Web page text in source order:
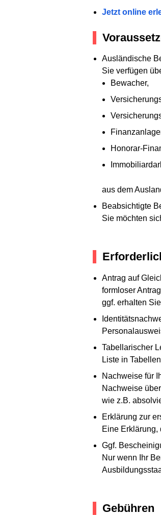
Jetzt online
Ausländische
Sie verfügen
Bewacher,
Honorar-
aus dem
Beabsichtigte
Sie möchten
Antrag auf
formloser
ggf. erhalten
Tabellarischer
Liste in
Nachweise für
Nachweise
wie z.B.
Erklärung zur
Eine Erklärung,
Ggf.
Nur wenn Ihr
Gebühren